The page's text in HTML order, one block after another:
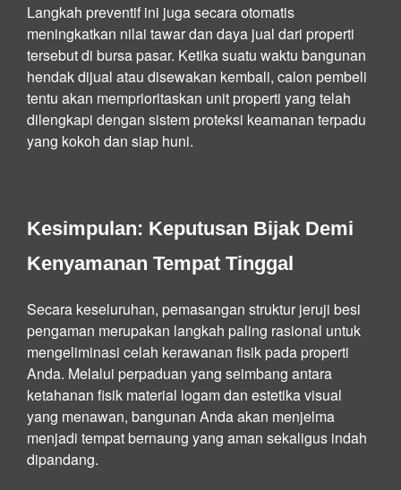
Langkah preventif ini juga secara otomatis
meningkatkan nilai tawar dan daya jual dari properti
tersebut di bursa pasar. Ketika suatu waktu bangunan
hendak dijual atau disewakan kembali, calon pembeli
tentu akan memprioritaskan unit properti yang telah
dilengkapi dengan sistem proteksi keamanan terpadu
yang kokoh dan siap huni.
Kesimpulan: Keputusan Bijak Demi
Kenyamanan Tempat Tinggal
Secara keseluruhan, pemasangan struktur jeruji besi
pengaman merupakan langkah paling rasional untuk
mengeliminasi celah kerawanan fisik pada properti
Anda. Melalui perpaduan yang seimbang antara
ketahanan fisik material logam dan estetika visual
yang menawan, bangunan Anda akan menjelma
menjadi tempat bernaung yang aman sekaligus indah
dipandang.